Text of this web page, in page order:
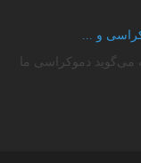
و ...
دموکراسی ما